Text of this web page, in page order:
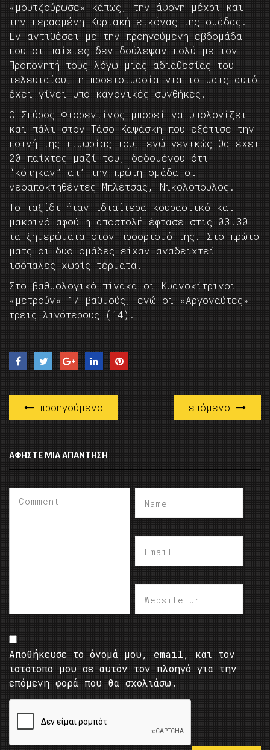
«μουτζούρωσε» κάπως, την άψογη μέχρι και
την περασμένη Κυριακή εικόνας της ομάδας.
Εν αντιθέσει με την προηγούμενη εβδομάδα
που οι παίχτες δεν δούλεψαν πολύ με τον
Προπονητή τους λόγω μιας αδιαθεσίας του
τελευταίου, η προετοιμασία για το ματς αυτό
έχει γίνει υπό κανονικές συνθήκες.
Ο Σπύρος Φιορεντίνος μπορεί να υπολογίζει
και πάλι στον Τάσο Καψάσκη που εξέτισε την
ποινή της τιμωρίας του, ενώ γενικώς θα έχει
20 παίχτες μαζί του, δεδομένου ότι
“κόπηκαν” απ’ την πρώτη ομάδα οι
νεοαποκτηθέντες Μπλέτσας, Νικολόπουλος.
Το ταξίδι ήταν ιδιαίτερα κουραστικό και
μακρινό αφού η αποστολή έφτασε στις 03.30
τα ξημερώματα στον προορισμό της. Στο πρώτο
ματς οι δύο ομάδες είχαν αναδειχτεί
ισόπαλες χωρίς τέρματα.
Στο βαθμολογικό πίνακα οι Κυανοκίτρινοι
«μετρούν» 17 βαθμούς, ενώ οι «Αργοναύτες»
τρεις λιγότερους (14).
προηγούμενο επόμενο
ΑΦΉΣΤΕ ΜΙΑ ΑΠΆΝΤΗΣΗ
Αποθήκευσε το όνομά μου, email, και τον
ιστότοπο μου σε αυτόν τον πλοηγό για την
επόμενη φορά που θα σχολιάσω.